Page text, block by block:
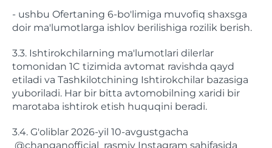
- ushbu Ofertaning 6-bo'limiga muvofiq shaxsga
doir ma'lumotlarga ishlov berilishiga rozilik berish.
3.3. Ishtirokchilarning ma'lumotlari dilerlar
tomonidan 1C tizimida avtomat ravishda qayd
etiladi va Tashkilotchining Ishtirokchilar bazasiga
yuboriladi. Har bir bitta avtomobilning xaridi bir
marotaba ishtirok etish huquqini beradi.
3.4. G'oliblar 2026-yil 10-avgustgacha
@changanofficial rasmiy Instagram sahifasida